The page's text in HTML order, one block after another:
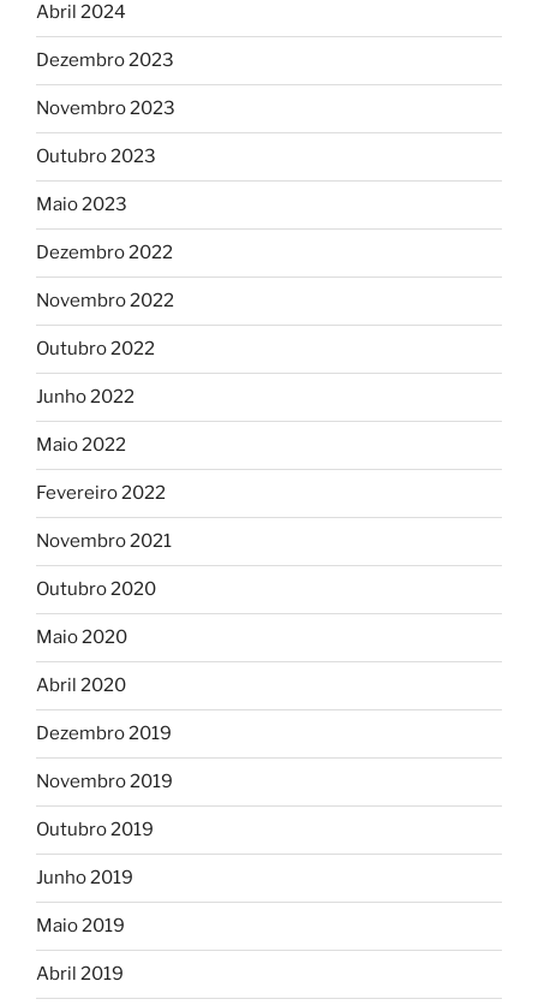
Abril 2024
Dezembro 2023
Novembro 2023
Outubro 2023
Maio 2023
Dezembro 2022
Novembro 2022
Outubro 2022
Junho 2022
Maio 2022
Fevereiro 2022
Novembro 2021
Outubro 2020
Maio 2020
Abril 2020
Dezembro 2019
Novembro 2019
Outubro 2019
Junho 2019
Maio 2019
Abril 2019